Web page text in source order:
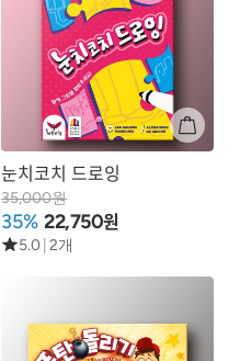
눈치코치 드로잉
35,000원
35% 22,750원
5.0 2개